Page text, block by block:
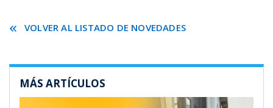
VOLVER AL LISTADO DE NOVEDADES
MÁS ARTÍCULOS